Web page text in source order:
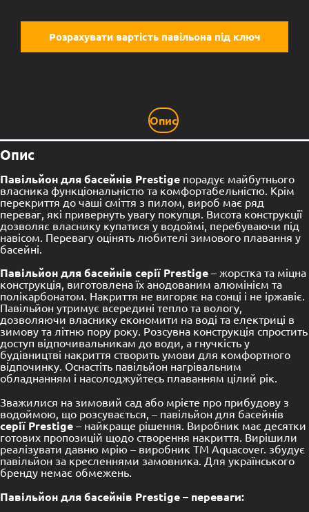
Розрахувати вартість павільона під ключ
Опис
Опис
Павільйон для басейнів Prestige порадує майбутнього
власника функціональністю та комфортабельністю. Крім
перекриття до чаші сміття з пилом, вироб має ряд
переваг, які привернуть увагу покупця. Висота конструкції
дозволяє власнику купатися у водоймі, перебуваючи під
навісом. Перевагу оцінять любителі зимового плавання у
басейні.
Павільйон для басейнів серії Prestige – жорстка та міцна
конструкція, виготовлена їх анодованим алюмінієм та
полікарбонатом. Накриття не вигоряє на сонці і не іржавіє.
Павільйон утримує всередині тепло та вологу,
дозволяючи власнику економити на воді та електриці в
зимову та літню пору року. Розсувна конструкція спростить
доступ відпочивальникам до води, а гнучкість у
будівництві накриття створить умови для комфортного
відпочинку. Оснастіть павільйон нагрівальним
обладнанням і насолоджуйтесь плаванням цілий рік.
Зважилися на зимовий сад або мрієте про прибудову з
водоймою, що розсувається, – павільйон для басейнів
серії Prestige – найкраще рішення. Виробник має десятки
готових пропозицій щодо створення накриття. Вирішили
реалізувати давню мрію – виробник TM Aquacover. збудує
павільйон за кресленнями замовника. Для українського
бренду немає обмежень.
Павільйон для басейнів Prestige – переваги: